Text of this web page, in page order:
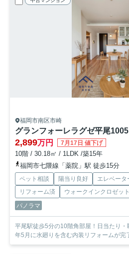
福岡市南区市崎
グランフォーレラグゼ平尾1005
2,899万円 7月17日 値下げ
10階 / 30.18㎡ / 1LDK /築15年
福岡市七隈線「薬院」駅 徒歩15分
ペット相談 陽当り良好 エレベータ
リフォーム済
ウォークインクロゼット
パノラマ
平尾駅徒歩5分の10階角部屋！日当たり
年5月に水廻りを含む内装リフォームが完